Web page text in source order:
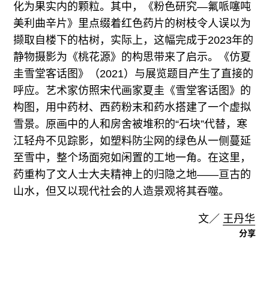
化为果实内的颗粒。其中，《粉色研究—氟哌噻吨
美利曲辛片》里点缀着红色药片的树枝令人误以为
撷取自楼下的枯树，实际上，这幅完成于2023年的
静物摄影为《桃花源》的构思带来了启示。《仿夏
圭雪堂客话图》（2021）与展览题目产生了直接的
呼应。艺术家仿照宋代画家夏圭《雪堂客话图》的
构图，用中药材、西药粉末和药水搭建了一个虚拟
雪景。原画中的人和房舍被堆积的“石块”代替，寒
江轻舟不见踪影，如塑料防尘网的绿色从一侧蔓延
至雪中，整个场面宛如闲置的工地一角。在这里，
药重构了文人士大夫精神上的归隐之地——亘古的
山水，但又以现代社会的人造景观将其吞噬。
文／ 王丹华
分享